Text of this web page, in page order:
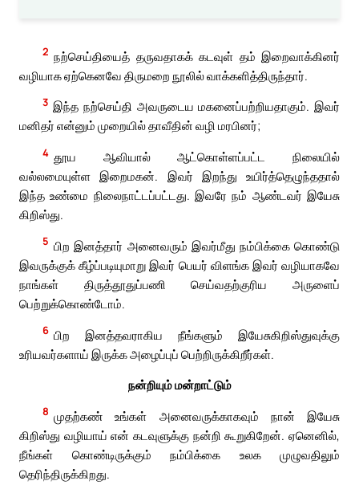
2 நற்செய்தியைத் தருவதாகக் கடவுள் தம் இறைவாக்கினர்
வழியாக ஏற்கெனவே திருமறை நூலில் வாக்களித்திருந்தார்.
3 இந்த நற்செய்தி அவருடைய மகனைப்பற்றியதாகும். இவர்
மனிதர் என்னும் முறையில் தாவீதின் வழி மரபினர்;
4 தூய ஆவியால் ஆட்கொள்ளப்பட்ட நிலையில்
வல்லமையுள்ள இறைமகன். இவர் இறந்து உயிர்த்தெழுந்ததால்
இந்த உண்மை நிலைநாட்டப்பட்டது. இவரே நம் ஆண்டவர் இயேசு
கிறிஸ்து.
5 பிற இனத்தார் அனைவரும் இவர்மீது நம்பிக்கை கொண்டு
இவருக்குக் கீழ்ப்படியுமாறு இவர் பெயர் விளங்க இவர் வழியாகவே
நாங்கள் திருத்தூதுப்பணி செய்வதற்குரிய அருளைப்
பெற்றுக்கொண்டோம்.
6 பிற இனத்தவராகிய நீங்களும் இயேசுகிறிஸ்துவுக்கு
உரியவர்களாய் இருக்க அழைப்புப் பெற்றிருக்கிறீர்கள்.
நன்றியும் மன்றாட்டும்
8 முதற்கண் உங்கள் அனைவருக்காகவும் நான் இயேசு
கிறிஸ்து வழியாய் என் கடவுளுக்கு நன்றி கூறுகிறேன். ஏனெனில்,
நீங்கள் கொண்டிருக்கும் நம்பிக்கை உலக முழுவதிலும்
தெரிந்திருக்கிறது.